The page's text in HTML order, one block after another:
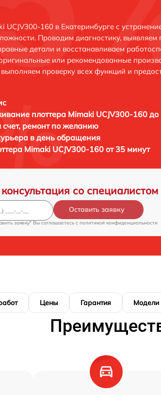
160 в Екатеринбурге с
Проводим диагностику, выявляем
детали и восстанавливаем
или рекомендованные
проверку всех функций и
плоттера Mimaki UCJV300-160 до
ремонт по желанию
в день обращения
Mimaki UCJV300-160 от 35 минут
со специалистом
Оставить заявку
заявку" Вы соглашаетесь c политикой конфиденциальности
Цены Гарантия Модели